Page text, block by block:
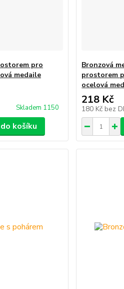
pro
medaile
Skladem 1150
košíku
Bronzová
prostorem
ocelová
218 Kč
180 Kč bez